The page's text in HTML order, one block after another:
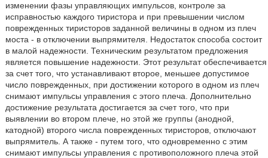
изменении фазы управляющих импульсов, контроле за
исправностью каждого тиристора и при превышении числом
поврежденных тиристоров заданной величины в одном из плеч
моста - в отключении выпрямителя. Недостаток способа состоит
в малой надежности. Техническим результатом предложения
является повышение надежности. Этот результат обеспечивается
за счет того, что устанавливают второе, меньшее допустимое
число поврежденных, при достижении которого в одном из плеч
снимают импульсы управления с этого плеча. Дополнительно
достижение результата достигается за счет того, что при
выявлении во втором плече, но этой же группы (анодной,
катодной) второго числа поврежденных тиристоров, отключают
выпрямитель. А также - путем того, что одновременно с этим
снимают импульсы управления с противоположного плеча этой